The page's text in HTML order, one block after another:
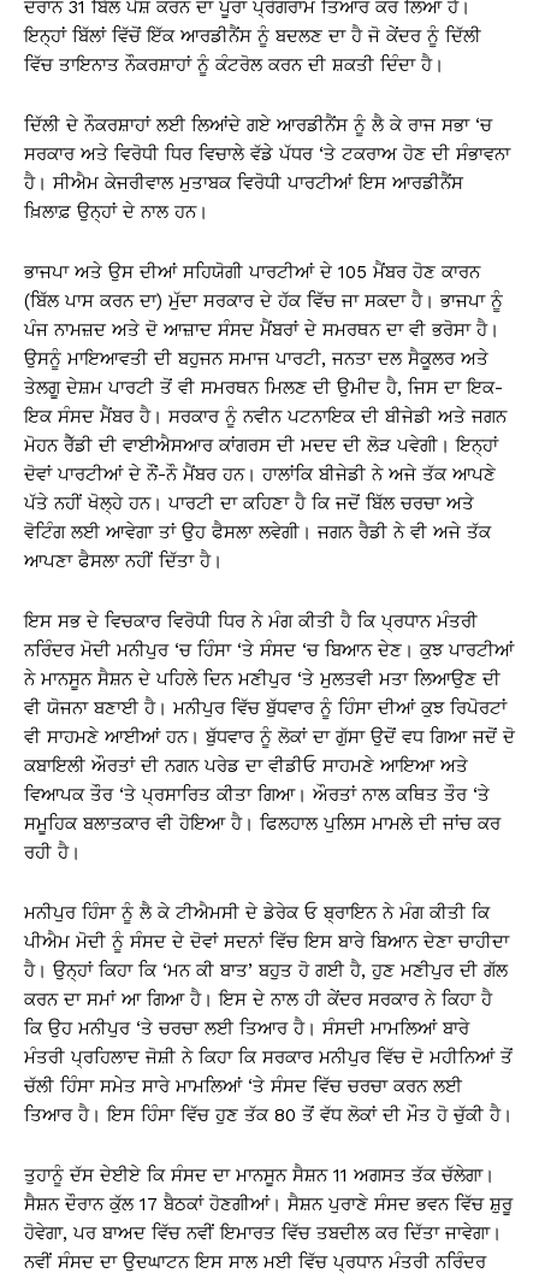
ਦੌਰਾਨ 31 ਬਿੱਲ ਪੇਸ਼ ਕਰਨ ਦਾ ਪੂਰਾ ਪ੍ਰੋਗਰਾਮ ਤਿਆਰ ਕਰ ਲਿਆ ਹੈ।
ਇਨ੍ਹਾਂ ਬਿੱਲਾਂ ਵਿੱਚੋਂ ਇੱਕ ਆਰਡੀਨੈਂਸ ਨੂੰ ਬਦਲਣ ਦਾ ਹੈ ਜੋ ਕੇਂਦਰ ਨੂੰ ਦਿੱਲੀ
ਵਿੱਚ ਤਾਇਨਾਤ ਨੌਕਰਸ਼ਾਹਾਂ ਨੂੰ ਕੰਟਰੋਲ ਕਰਨ ਦੀ ਸ਼ਕਤੀ ਦਿੰਦਾ ਹੈ।
ਦਿੱਲੀ ਦੇ ਨੌਕਰਸ਼ਾਹਾਂ ਲਈ ਲਿਆਂਦੇ ਗਏ ਆਰਡੀਨੈਂਸ ਨੂੰ ਲੈ ਕੇ ਰਾਜ ਸਭਾ ‘ਚ
ਸਰਕਾਰ ਅਤੇ ਵਿਰੋਧੀ ਧਿਰ ਵਿਚਾਲੇ ਵੱਡੇ ਪੱਧਰ ‘ਤੇ ਟਕਰਾਅ ਹੋਣ ਦੀ ਸੰਭਾਵਨਾ
ਹੈ। ਸੀਐਮ ਕੇਜਰੀਵਾਲ ਮੁਤਾਬਕ ਵਿਰੋਧੀ ਪਾਰਟੀਆਂ ਇਸ ਆਰਡੀਨੈਂਸ
ਖ਼ਿਲਾਫ਼ ਉਨ੍ਹਾਂ ਦੇ ਨਾਲ ਹਨ।
ਭਾਜਪਾ ਅਤੇ ਉਸ ਦੀਆਂ ਸਹਿਯੋਗੀ ਪਾਰਟੀਆਂ ਦੇ 105 ਮੈਂਬਰ ਹੋਣ ਕਾਰਨ
(ਬਿੱਲ ਪਾਸ ਕਰਨ ਦਾ) ਮੁੱਦਾ ਸਰਕਾਰ ਦੇ ਹੱਕ ਵਿੱਚ ਜਾ ਸਕਦਾ ਹੈ। ਭਾਜਪਾ ਨੂੰ
ਪੰਜ ਨਾਮਜ਼ਦ ਅਤੇ ਦੋ ਆਜ਼ਾਦ ਸੰਸਦ ਮੈਂਬਰਾਂ ਦੇ ਸਮਰਥਨ ਦਾ ਵੀ ਭਰੋਸਾ ਹੈ।
ਉਸਨੂੰ ਮਾਇਆਵਤੀ ਦੀ ਬਹੁਜਨ ਸਮਾਜ ਪਾਰਟੀ, ਜਨਤਾ ਦਲ ਸੈਕੂਲਰ ਅਤੇ
ਤੇਲਗੂ ਦੇਸ਼ਮ ਪਾਰਟੀ ਤੋਂ ਵੀ ਸਮਰਥਨ ਮਿਲਣ ਦੀ ਉਮੀਦ ਹੈ, ਜਿਸ ਦਾ ਇਕ-
ਇਕ ਸੰਸਦ ਮੈਂਬਰ ਹੈ। ਸਰਕਾਰ ਨੂੰ ਨਵੀਨ ਪਟਨਾਇਕ ਦੀ ਬੀਜੇਡੀ ਅਤੇ ਜਗਨ
ਮੋਹਨ ਰੈੱਡੀ ਦੀ ਵਾਈਐਸਆਰ ਕਾਂਗਰਸ ਦੀ ਮਦਦ ਦੀ ਲੋੜ ਪਵੇਗੀ। ਇਨ੍ਹਾਂ
ਦੋਵਾਂ ਪਾਰਟੀਆਂ ਦੇ ਨੌਂ-ਨੌ ਮੈਂਬਰ ਹਨ। ਹਾਲਾਂਕਿ ਬੀਜੇਡੀ ਨੇ ਅਜੇ ਤੱਕ ਆਪਣੇ
ਪੱਤੇ ਨਹੀਂ ਖੋਲ੍ਹੇ ਹਨ। ਪਾਰਟੀ ਦਾ ਕਹਿਣਾ ਹੈ ਕਿ ਜਦੋਂ ਬਿੱਲ ਚਰਚਾ ਅਤੇ
ਵੋਟਿੰਗ ਲਈ ਆਵੇਗਾ ਤਾਂ ਉਹ ਫੈਸਲਾ ਲਵੇਗੀ। ਜਗਨ ਰੈਡੀ ਨੇ ਵੀ ਅਜੇ ਤੱਕ
ਆਪਣਾ ਫੈਸਲਾ ਨਹੀਂ ਦਿੱਤਾ ਹੈ।
ਇਸ ਸਭ ਦੇ ਵਿਚਕਾਰ ਵਿਰੋਧੀ ਧਿਰ ਨੇ ਮੰਗ ਕੀਤੀ ਹੈ ਕਿ ਪ੍ਰਧਾਨ ਮੰਤਰੀ
ਨਰਿੰਦਰ ਮੋਦੀ ਮਨੀਪੁਰ ‘ਚ ਹਿੰਸਾ ‘ਤੇ ਸੰਸਦ ‘ਚ ਬਿਆਨ ਦੇਣ। ਕੁਝ ਪਾਰਟੀਆਂ
ਨੇ ਮਾਨਸੂਨ ਸੈਸ਼ਨ ਦੇ ਪਹਿਲੇ ਦਿਨ ਮਣੀਪੁਰ ‘ਤੇ ਮੁਲਤਵੀ ਮਤਾ ਲਿਆਉਣ ਦੀ
ਵੀ ਯੋਜਨਾ ਬਣਾਈ ਹੈ। ਮਨੀਪੁਰ ਵਿੱਚ ਬੁੱਧਵਾਰ ਨੂੰ ਹਿੰਸਾ ਦੀਆਂ ਕੁਝ ਰਿਪੋਰਟਾਂ
ਵੀ ਸਾਹਮਣੇ ਆਈਆਂ ਹਨ। ਬੁੱਧਵਾਰ ਨੂੰ ਲੋਕਾਂ ਦਾ ਗੁੱਸਾ ਉਦੋਂ ਵਧ ਗਿਆ ਜਦੋਂ ਦੋ
ਕਬਾਇਲੀ ਔਰਤਾਂ ਦੀ ਨਗਨ ਪਰੇਡ ਦਾ ਵੀਡੀਓ ਸਾਹਮਣੇ ਆਇਆ ਅਤੇ
ਵਿਆਪਕ ਤੌਰ ‘ਤੇ ਪ੍ਰਸਾਰਿਤ ਕੀਤਾ ਗਿਆ। ਔਰਤਾਂ ਨਾਲ ਕਥਿਤ ਤੌਰ ‘ਤੇ
ਸਮੂਹਿਕ ਬਲਾਤਕਾਰ ਵੀ ਹੋਇਆ ਹੈ। ਫਿਲਹਾਲ ਪੁਲਿਸ ਮਾਮਲੇ ਦੀ ਜਾਂਚ ਕਰ
ਰਹੀ ਹੈ।
ਮਨੀਪੁਰ ਹਿੰਸਾ ਨੂੰ ਲੈ ਕੇ ਟੀਐਮਸੀ ਦੇ ਡੇਰੇਕ ਓ ਬ੍ਰਾਇਨ ਨੇ ਮੰਗ ਕੀਤੀ ਕਿ
ਪੀਐਮ ਮੋਦੀ ਨੂੰ ਸੰਸਦ ਦੇ ਦੋਵਾਂ ਸਦਨਾਂ ਵਿੱਚ ਇਸ ਬਾਰੇ ਬਿਆਨ ਦੇਣਾ ਚਾਹੀਦਾ
ਹੈ। ਉਨ੍ਹਾਂ ਕਿਹਾ ਕਿ ‘ਮਨ ਕੀ ਬਾਤ’ ਬਹੁਤ ਹੋ ਗਈ ਹੈ, ਹੁਣ ਮਣੀਪੁਰ ਦੀ ਗੱਲ
ਕਰਨ ਦਾ ਸਮਾਂ ਆ ਗਿਆ ਹੈ। ਇਸ ਦੇ ਨਾਲ ਹੀ ਕੇਂਦਰ ਸਰਕਾਰ ਨੇ ਕਿਹਾ ਹੈ
ਕਿ ਉਹ ਮਨੀਪੁਰ ‘ਤੇ ਚਰਚਾ ਲਈ ਤਿਆਰ ਹੈ। ਸੰਸਦੀ ਮਾਮਲਿਆਂ ਬਾਰੇ
ਮੰਤਰੀ ਪ੍ਰਹਿਲਾਦ ਜੋਸ਼ੀ ਨੇ ਕਿਹਾ ਕਿ ਸਰਕਾਰ ਮਨੀਪੁਰ ਵਿੱਚ ਦੋ ਮਹੀਨਿਆਂ ਤੋਂ
ਚੱਲੀ ਹਿੰਸਾ ਸਮੇਤ ਸਾਰੇ ਮਾਮਲਿਆਂ ‘ਤੇ ਸੰਸਦ ਵਿੱਚ ਚਰਚਾ ਕਰਨ ਲਈ
ਤਿਆਰ ਹੈ। ਇਸ ਹਿੰਸਾ ਵਿੱਚ ਹੁਣ ਤੱਕ 80 ਤੋਂ ਵੱਧ ਲੋਕਾਂ ਦੀ ਮੌਤ ਹੋ ਚੁੱਕੀ ਹੈ।
ਤੁਹਾਨੂੰ ਦੱਸ ਦੇਈਏ ਕਿ ਸੰਸਦ ਦਾ ਮਾਨਸੂਨ ਸੈਸ਼ਨ 11 ਅਗਸਤ ਤੱਕ ਚੱਲੇਗਾ।
ਸੈਸ਼ਨ ਦੌਰਾਨ ਕੁੱਲ 17 ਬੈਠਕਾਂ ਹੋਣਗੀਆਂ। ਸੈਸ਼ਨ ਪੁਰਾਣੇ ਸੰਸਦ ਭਵਨ ਵਿੱਚ ਸ਼ੁਰੂ
ਹੋਵੇਗਾ, ਪਰ ਬਾਅਦ ਵਿੱਚ ਨਵੀਂ ਇਮਾਰਤ ਵਿੱਚ ਤਬਦੀਲ ਕਰ ਦਿੱਤਾ ਜਾਵੇਗਾ।
ਨਵੀਂ ਸੰਸਦ ਦਾ ਉਦਘਾਟਨ ਇਸ ਸਾਲ ਮਈ ਵਿੱਚ ਪ੍ਰਧਾਨ ਮੰਤਰੀ ਨਰਿੰਦਰ